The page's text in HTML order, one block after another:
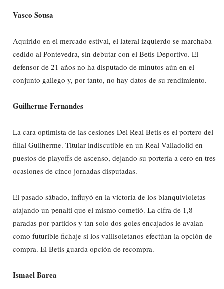
Vasco Sousa
Aquirido en el mercado estival, el lateral izquierdo se marchaba
cedido al Pontevedra, sin debutar con el Betis Deportivo. El
defensor de 21 años no ha disputado de minutos aún en el
conjunto gallego y, por tanto, no hay datos de su rendimiento.
Guilherme Fernandes
La cara optimista de las cesiones Del Real Betis es el portero del
filial Guilherme. Titular indiscutible en un Real Valladolid en
puestos de playoffs de ascenso, dejando su portería a cero en tres
ocasiones de cinco jornadas disputadas.
El pasado sábado, influyó en la victoria de los blanquivioletas
atajando un penalti que el mismo cometió. La cifra de 1,8
paradas por partidos y tan solo dos goles encajados le avalan
como futurible fichaje si los vallisoletanos efectúan la opción de
compra. El Betis guarda opción de recompra.
Ismael Barea